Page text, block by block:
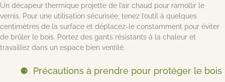
Un décapeur thermique projette de l’air chaud pour ramollir le
vernis. Pour une utilisation sécurisée, tenez l’outil à quelques
centimètres de la surface et déplacez-le constamment pour éviter
de brûler le bois. Portez des gants résistants à la chaleur et
travaillez dans un espace bien ventilé.
Précautions à prendre pour protéger le bois